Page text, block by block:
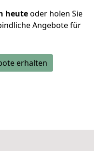
heuteoder holen Sie
Angebote für
erhalten